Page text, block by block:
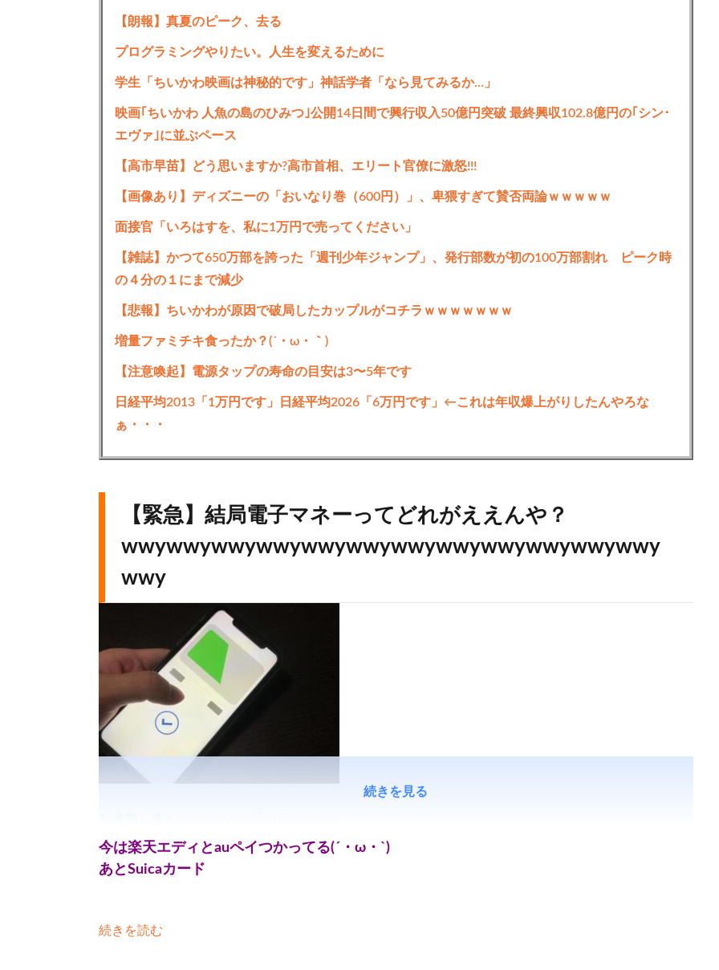
【朗報】真夏のピーク、去る
プログラミングやりたい。人生を変えるために
学生「ちいかわ映画は神秘的です」神話学者「なら見てみるか…」
映画｢ちいかわ 人魚の島のひみつ｣公開14日間で興行収入50億円突破 最終興収102.8億円の｢シン･
エヴァ｣に並ぶペース
【高市早苗】どう思いますか?高市首相、エリート官僚に激怒!!!
【画像あり】ディズニーの「おいなり巻（600円）」、卑猥すぎて賛否両論ｗｗｗｗｗ
面接官「いろはすを、私に1万円で売ってください」
【雑誌】かつて650万部を誇った「週刊少年ジャンプ」、発行部数が初の100万部割れ ピーク時
の４分の１にまで減少
【悲報】ちいかわが原因で破局したカップルがコチラｗｗｗｗｗｗｗ
増量ファミチキ食ったか？(´・ω・｀)
【注意喚起】電源タップの寿命の目安は3〜5年です
日経平均2013「1万円です」日経平均2026「6万円です」←これは年収爆上がりしたんやろな
ぁ・・・
【緊急】結局電子マネーってどれがええんや？
wwywwywwywwywwywwywwywwywwywwywwywwy
wwy
今は楽天エディとauペイつかってる(´・ω・`)
あとSuicaカード
続きを読む
続きを見る